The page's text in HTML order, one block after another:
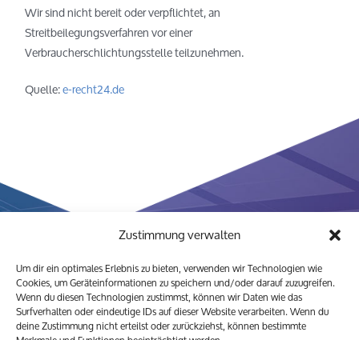
Zustimmung verwalten
Um dir ein optimales Erlebnis zu bieten, verwenden wir Technologien wie
Cookies, um Geräteinformationen zu speichern und/oder darauf zuzugreifen.
Wenn du diesen Technologien zustimmst, können wir Daten wie das
Surfverhalten oder eindeutige IDs auf dieser Website verarbeiten. Wenn du
deine Zustimmung nicht erteilst oder zurückziehst, können bestimmte
Wir sind nicht bereit oder verpflichtet, an
Streitbeilegungsverfahren vor einer
Verbraucherschlichtungsstelle teilzunehmen.
Quelle:e-recht24.de